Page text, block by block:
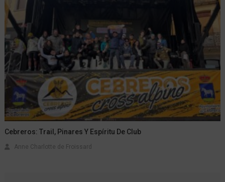
Cebreros: Trail, Pinares Y Espíritu De Club
Anne Charlotte de Froissard